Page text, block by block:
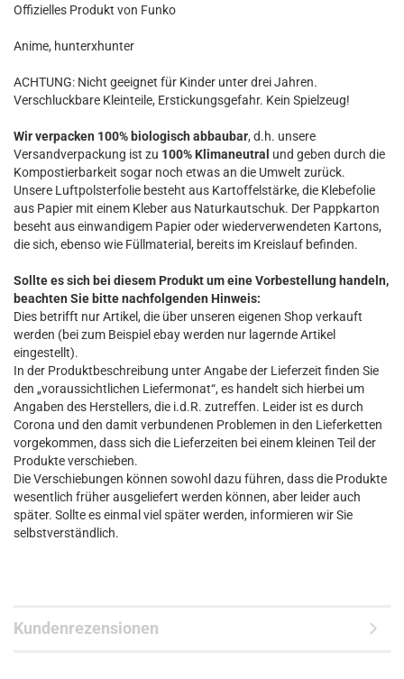
Offizielles Produkt von Funko
Anime, hunterxhunter
ACHTUNG: Nicht geeignet für Kinder unter drei Jahren.
Verschluckbare Kleinteile, Erstickungsgefahr. Kein Spielzeug!
Wir verpacken 100% biologisch abbaubar, d.h. unsere
Versandverpackung ist zu 100% Klimaneutral und geben durch die
Kompostierbarkeit sogar noch etwas an die Umwelt zurück.
Unsere Luftpolsterfolie besteht aus Kartoffelstärke, die Klebefolie
aus Papier mit einem Kleber aus Naturkautschuk. Der Pappkarton
beseht aus einwandigem Papier oder wiederverwendeten Kartons,
die sich, ebenso wie Füllmaterial, bereits im Kreislauf befinden.
Sollte es sich bei diesem Produkt um eine Vorbestellung handeln,
beachten Sie bitte nachfolgenden Hinweis:
Dies betrifft nur Artikel, die über unseren eigenen Shop verkauft
werden (bei zum Beispiel ebay werden nur lagernde Artikel
eingestellt).
In der Produktbeschreibung unter Angabe der Lieferzeit finden Sie
den „voraussichtlichen Liefermonat“, es handelt sich hierbei um
Angaben des Herstellers, die i.d.R. zutreffen. Leider ist es durch
Corona und den damit verbundenen Problemen in den Lieferketten
vorgekommen, dass sich die Lieferzeiten bei einem kleinen Teil der
Produkte verschieben.
Die Verschiebungen können sowohl dazu führen, dass die Produkte
wesentlich früher ausgeliefert werden können, aber leider auch
später. Sollte es einmal viel später werden, informieren wir Sie
selbstverständlich.
Kundenrezensionen